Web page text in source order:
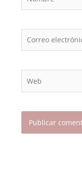
Correo
electrónico*